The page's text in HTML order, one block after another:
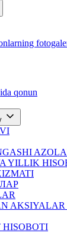
qonun
YILLIK
HISOBOTI